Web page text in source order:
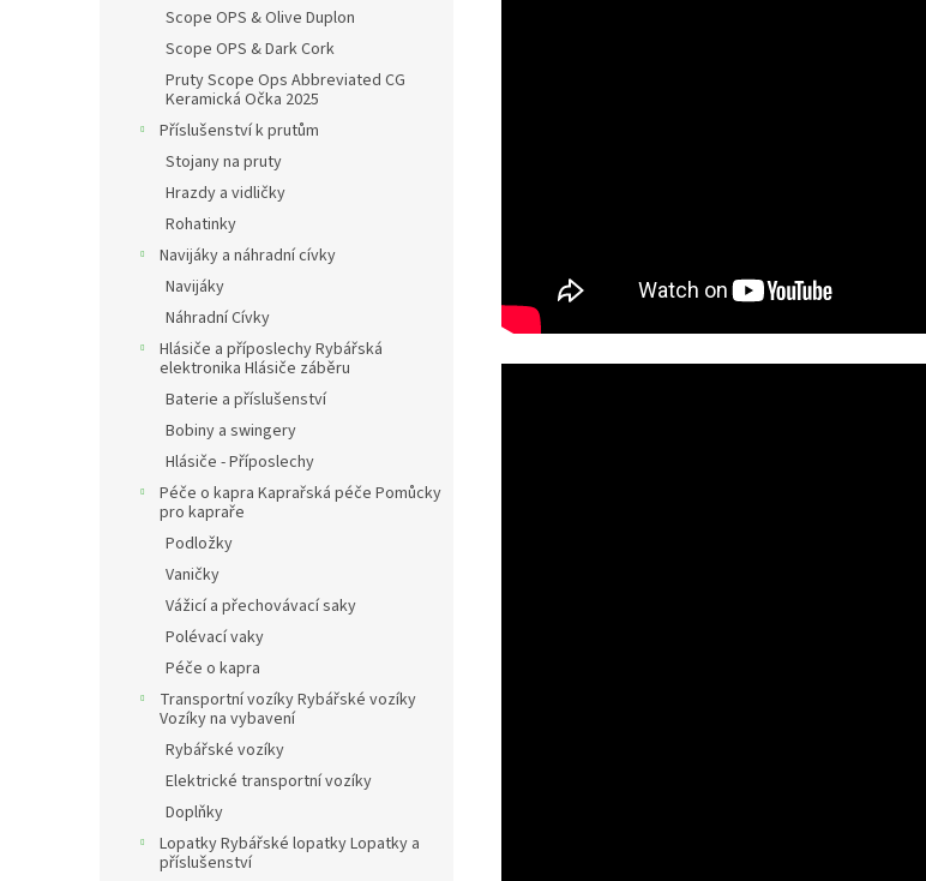
Scope OPS & Olive Duplon
Scope OPS & Dark Cork
Pruty Scope Ops Abbreviated CG
Keramická Očka 2025
Příslušenství k prutům
Stojany na pruty
Hrazdy a vidličky
Rohatinky
Navijáky a náhradní cívky
Navijáky
Náhradní Cívky
Hlásiče a příposlechy Rybářská
elektronika Hlásiče záběru
Baterie a příslušenství
Bobiny a swingery
Hlásiče - Příposlechy
Péče o kapra Kaprařská péče Pomůcky
pro kapraře
Podložky
Vaničky
Vážicí a přechovávací saky
Polévací vaky
Péče o kapra
Transportní vozíky Rybářské vozíky
Vozíky na vybavení
Rybářské vozíky
Elektrické transportní vozíky
Doplňky
Lopatky Rybářské lopatky Lopatky a
příslušenství